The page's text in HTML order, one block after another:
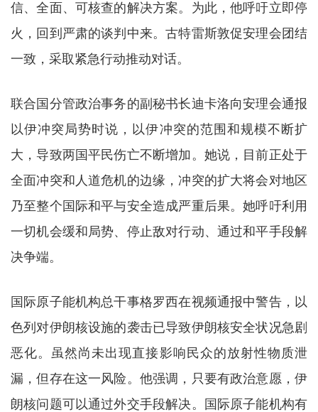
信、全面、可核查的解决方案。为此，他呼吁立即停
火，回到严肃的谈判中来。古特雷斯敦促安理会团结
一致，采取紧急行动推动对话。
联合国分管政治事务的副秘书长迪卡洛向安理会通报
以伊冲突局势时说，以伊冲突的范围和规模不断扩
大，导致两国平民伤亡不断增加。她说，目前正处于
全面冲突和人道危机的边缘，冲突的扩大将会对地区
乃至整个国际和平与安全造成严重后果。她呼吁利用
一切机会缓和局势、停止敌对行动、通过和平手段解
决争端。
国际原子能机构总干事格罗西在视频通报中警告，以
色列对伊朗核设施的袭击已导致伊朗核安全状况急剧
恶化。虽然尚未出现直接影响民众的放射性物质泄
漏，但存在这一风险。他强调，只要有政治意愿，伊
朗核问题可以通过外交手段解决。国际原子能机构有